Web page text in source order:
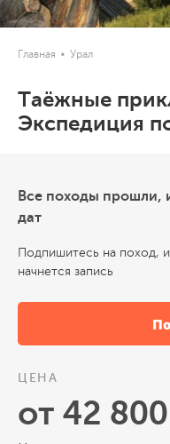
Главная Урал
Таёжные
Экспедиция
Все походы прошли,
дат
Подпишитесь на поход,
начнется запись
ЦЕНА
от 42